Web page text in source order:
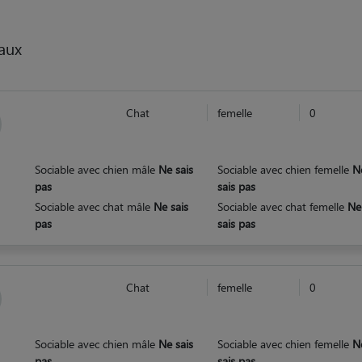
Chat femelle 0
Sociable avec chien mâle Ne sais
pas
Sociable avec chien femelle
sais pas
Sociable avec chat mâle Ne sais
pas
Sociable avec chat femelle Ne
sais pas
Chat femelle 0
Sociable avec chien mâle Ne sais
Sociable avec chien femelle